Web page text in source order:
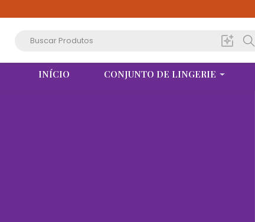
INÍCIO CONJUNTO DE LINGERIE